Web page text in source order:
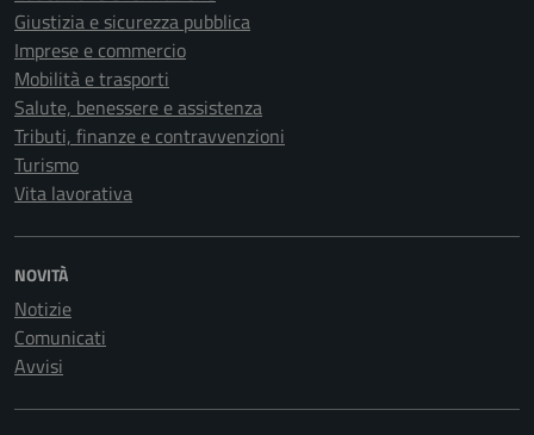
Giustizia e sicurezza pubblica
Imprese e commercio
Mobilità e trasporti
Salute, benessere e assistenza
Tributi, finanze e contravvenzioni
Turismo
Vita lavorativa
NOVITÀ
Notizie
Comunicati
Avvisi